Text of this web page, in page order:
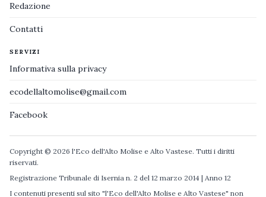
Redazione
Contatti
SERVIZI
Informativa sulla privacy
ecodellaltomolise@gmail.com
Facebook
Copyright © 2026 l'Eco dell'Alto Molise e Alto Vastese. Tutti i diritti
riservati.
Registrazione Tribunale di Isernia n. 2 del 12 marzo 2014 | Anno 12
I contenuti presenti sul sito "l'Eco dell'Alto Molise e Alto Vastese" non